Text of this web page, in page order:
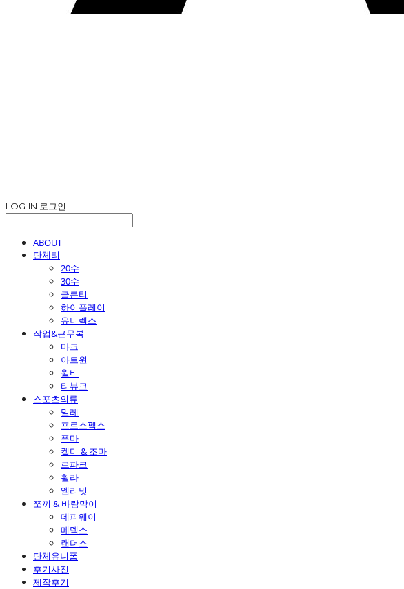
LOG IN 로그인
ABOUT
단체티
20수
30수
쿨론티
하이플레이
유니렉스
작업&근무복
마크
아트윈
윌비
티뷰크
스포츠의류
밀레
프로스펙스
푸마
켈미 & 조마
르파크
휠라
엠리밋
쪼끼 & 바람막이
데피웨이
메덱스
랜더스
단체유니폼
후기사진
제작후기